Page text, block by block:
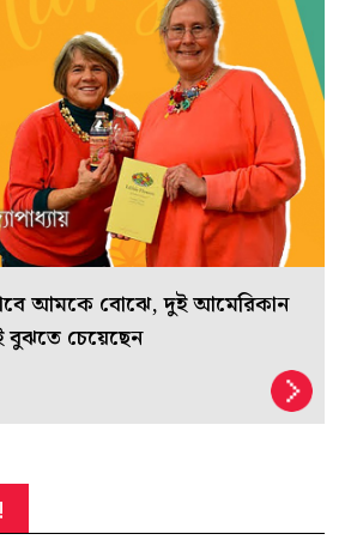
আমকে বোঝে, দুই আমেরিকান
বুঝতে চেয়েছেন